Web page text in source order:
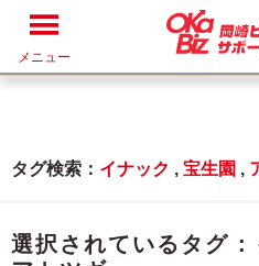
メニュー
タグ検索： イナック , 宝生園 ,
選択されているタグ :